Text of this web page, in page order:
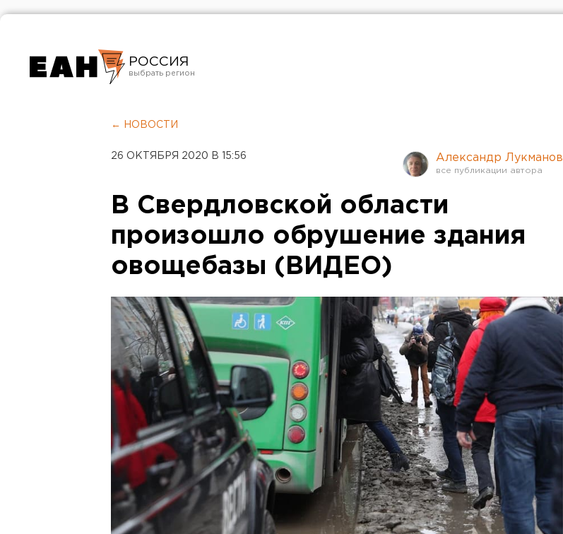
РОССИЯ
Челябинск
← НОВОСТИ
26 ОКТЯБРЯ 2020 В 15:56 Александр Лукманов
В Свердловской области
произошло обрушение здания
овощебазы (ВИДЕО)